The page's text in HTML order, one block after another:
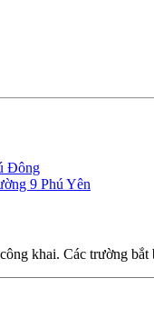
Đông
9 Phú Yên
khai. Các trường bắt